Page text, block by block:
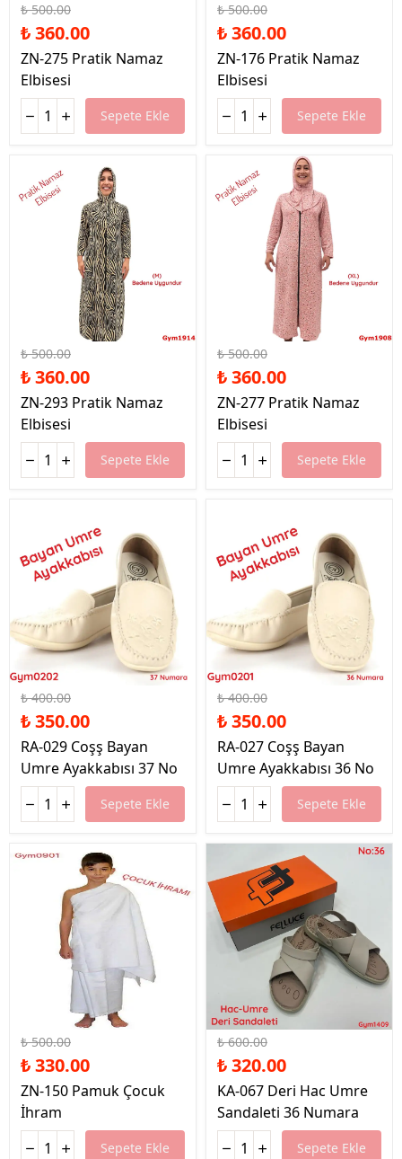
₺ 500.00
₺ 360.00
ZN-275 Pratik Namaz
Elbisesi
Sepete Ekle
₺ 500.00
₺ 360.00
ZN-176 Pratik Namaz
Elbisesi
Sepete Ekle
%28 İndirim
₺ 500.00
₺ 360.00
ZN-293 Pratik Namaz
Elbisesi
Sepete Ekle
%28 İndirim
₺ 500.00
₺ 360.00
ZN-277 Pratik Namaz
Elbisesi
Sepete Ekle
%13 İndirim
₺ 400.00
₺ 350.00
RA-029 Coşş Bayan
Umre Ayakkabısı 37 No
Sepete Ekle
%13 İndirim
₺ 400.00
₺ 350.00
RA-027 Coşş Bayan
Umre Ayakkabısı 36 No
Sepete Ekle
%34 İndirim
₺ 500.00
₺ 330.00
ZN-150 Pamuk Çocuk
İhram
Sepete Ekle
%47 İndirim
₺ 600.00
₺ 320.00
KA-067 Deri Hac Umre
Sandaleti 36 Numara
Sepete Ekle